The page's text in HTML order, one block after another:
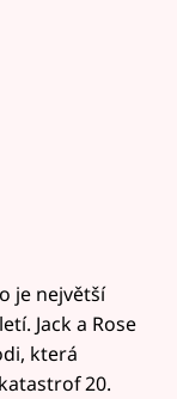
je největší
Jack a Rose
která
20.